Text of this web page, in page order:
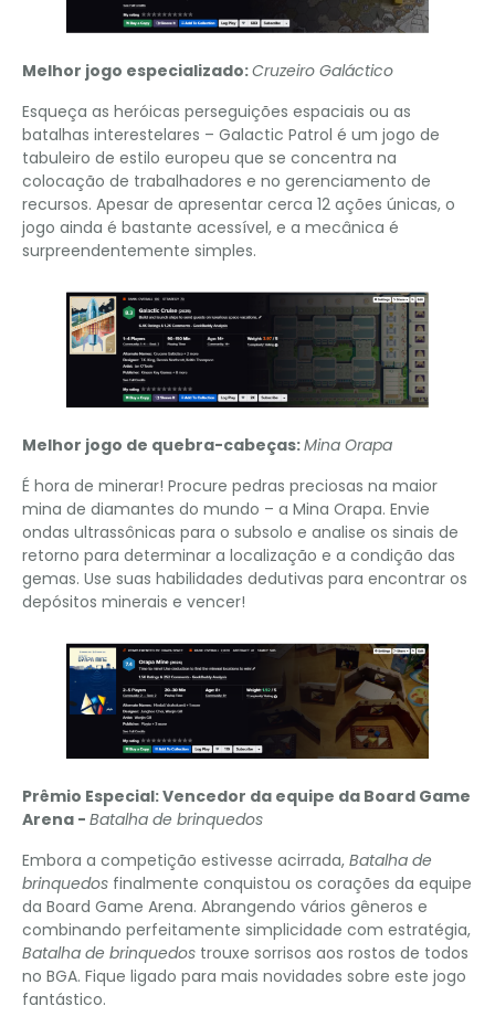
Melhor jogo especializado:Cruzeiro Galáctico
Esqueça as heróicas perseguições espaciais ou as
batalhas interestelares – Galactic Patrol é um jogo de
tabuleiro de estilo europeu que se concentra na
colocação de trabalhadores e no gerenciamento de
recursos. Apesar de apresentar cerca 12 ações únicas, o
jogo ainda é bastante acessível, e a mecânica é
surpreendentemente simples.
Melhor jogo de quebra-cabeças:Mina Orapa
É hora de minerar! Procure pedras preciosas na maior
mina de diamantes do mundo – a Mina Orapa. Envie
ondas ultrassônicas para o subsolo e analise os sinais de
retorno para determinar a localização e a condição das
gemas. Use suas habilidades dedutivas para encontrar os
depósitos minerais e vencer!
Prêmio Especial: Vencedor da equipe da Board Game
Arena - Batalha de brinquedos
Embora a competição estivesse acirrada, Batalha de
brinquedos finalmente conquistou os corações da equipe
da Board Game Arena. Abrangendo vários gêneros e
combinando perfeitamente simplicidade com estratégia,
Batalha de brinquedos trouxe sorrisos aos rostos de todos
no BGA. Fique ligado para mais novidades sobre este jogo
fantástico.